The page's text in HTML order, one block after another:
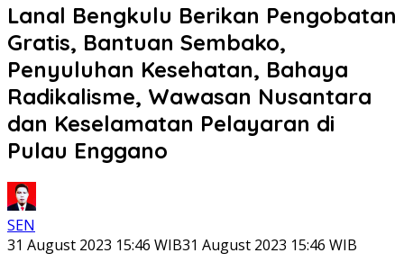
Lanal Bengkulu Berikan Pengobatan
Gratis, Bantuan Sembako,
Penyuluhan Kesehatan, Bahaya
Radikalisme, Wawasan Nusantara
dan Keselamatan Pelayaran di
Pulau Enggano
SEN
31 August 2023 15:46 WIB31 August 2023 15:46 WIB